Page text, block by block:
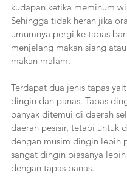
kudapan ketika meminum
Sehingga tidak heran jika
umumnya pergi ke tapas
menjelang makan siang
makan malam.
Terdapat dua jenis tapas
dingin dan panas. Tapas
banyak ditemui di daerah
daerah pesisir, tetapi untuk
dengan musim dingin lebih
sangat dingin biasanya
dengan tapas panas.